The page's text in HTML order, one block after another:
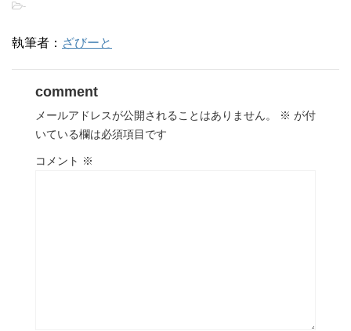
-
執筆者： ざびーと
comment
メールアドレスが公開されることはありません。 ※ が付
いている欄は必須項目です
コメント ※